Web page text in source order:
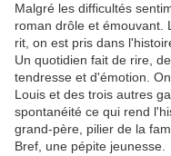
Malgré les difficultés
roman drôle et émouvant.
rit, on est pris dans
Un quotidien fait de rire,
tendresse et d'émotion .
Louis et des trois autres
spontanéité ce qui rend
grand-père, pilier de la
Bref, une pépite jeunesse.